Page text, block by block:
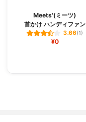
Meets'(ミーツ)
首かけ ハンディファン
3.66(1)
¥0